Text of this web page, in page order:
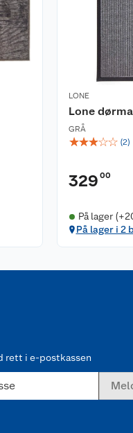
LONE
Lone
GRÅ
☆☆☆☆☆ (2)
329 00
På lager
På lager i 2
rett i e-postkassen